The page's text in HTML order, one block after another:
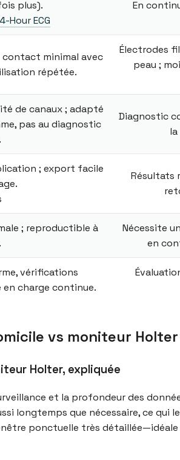
plus).
Hour ECG
En
minimal avec
répétée.
Électrodes
peau ;
de canaux ; adapté
pas au diagnostic
Diagnostic
; export facile
Résultats
; reproductible à
Nécessite
en
vérifications
charge continue.
vs moniteur Holter
Holter, expliquée
et la profondeur des
longtemps que nécessaire, ce qui
ponctuelle très